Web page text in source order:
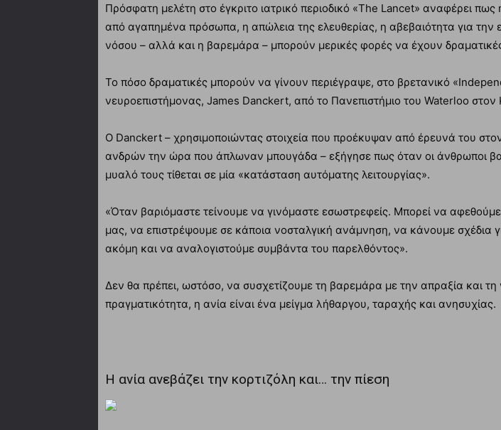
Πρόσφατη μελέτη στο έγκριτο ιατρικό περιοδικό «The Lancet» αναφέρει
από αγαπημένα πρόσωπα, η απώλεια της ελευθερίας, η αβεβαιότητα για την
νόσου – αλλά και η βαρεμάρα – μπορούν μερικές φορές να έχουν
Το πόσο δραματικές μπορούν να γίνουν περιέγραψε, στο βρετανικό
νευροεπιστήμονας, James Danckert, από το Πανεπιστήμιο του Waterloo
Ο Danckert – χρησιμοποιώντας στοιχεία που προέκυψαν από έρευνά του
ανδρών την ώρα που άπλωναν μπουγάδα – εξήγησε πως όταν οι άνθρωποι
μυαλό τους τίθεται σε μία «κατάσταση αυτόματης λειτουργίας».
«Όταν βαριόμαστε τείνουμε να γινόμαστε εσωστρεφείς. Μπορεί να αφεθούμε
μας, να επιστρέψουμε σε κάποια νοσταλγική ανάμνηση, να κάνουμε σχέδια
ακόμη και να αναλογιστούμε συμβάντα του παρελθόντος».
Δεν θα πρέπει, ωστόσο, να συσχετίζουμε τη βαρεμάρα με την απραξία και τη
πραγματικότητα, η ανία είναι ένα μείγμα λήθαργου, ταραχής και ανησυχίας.
Η ανία ανεβάζει την κορτιζόλη και… την πίεση